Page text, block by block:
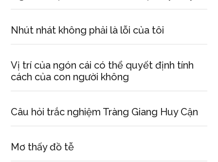
Nhút nhát không phải là lỗi của tôi
Vị trí của ngón cái có thể quyết định tính
cách của con người không
Câu hỏi trắc nghiệm Tràng Giang Huy Cận
Mơ thấy đồ tễ